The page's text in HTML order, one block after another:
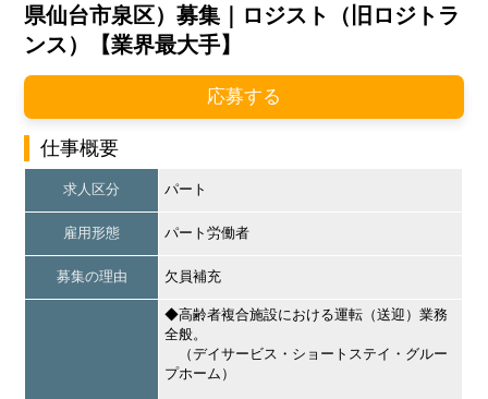
県仙台市泉区）募集｜ロジスト（旧ロジトラ
ンス）【業界最大手】
応募する
仕事概要
求人区分 パート
雇用形態 パート労働者
募集の理由 欠員補充
◆高齢者複合施設における運転（送迎）業務
全般。
（デイサービス・ショートステイ・グルー
プホーム）